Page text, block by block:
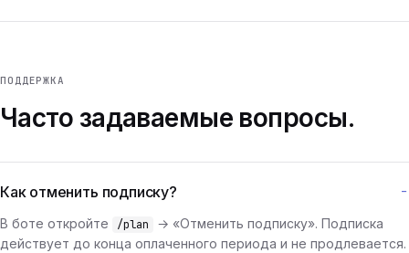
ПОДДЕРЖКА
Часто задаваемые вопросы.
Как отменить подписку?
В боте откройте /plan
→ «Отменить подписку». Подписка
действует до конца оплаченного периода и не продлевается.